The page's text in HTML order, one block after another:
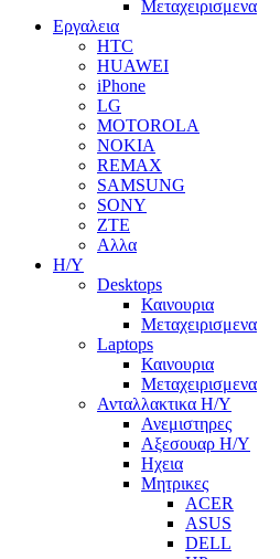
Μεταχειρισμενα
Εργαλεια
HTC
HUAWEI
iPhone
LG
MOTOROLA
NOKIA
REMAX
SAMSUNG
SONY
ZTE
Αλλα
Η/Υ
Desktops
Καινουρια
Μεταχειρισμενα
Laptops
Καινουρια
Μεταχειρισμενα
Ανταλλακτικα H/Y
Ανεμιστηρες
Αξεσουαρ Η/Υ
Ηχεια
Μητρικες
ACER
ASUS
DELL